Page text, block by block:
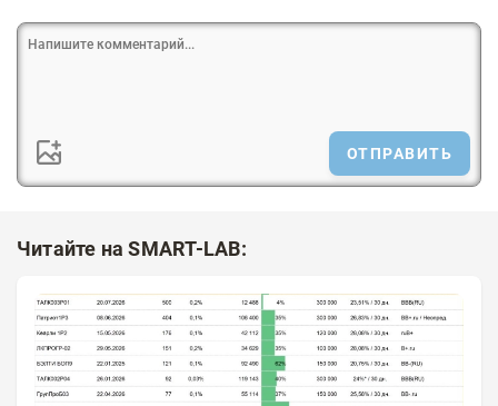
ОТПРАВИТЬ
Читайте на SMART-LAB: